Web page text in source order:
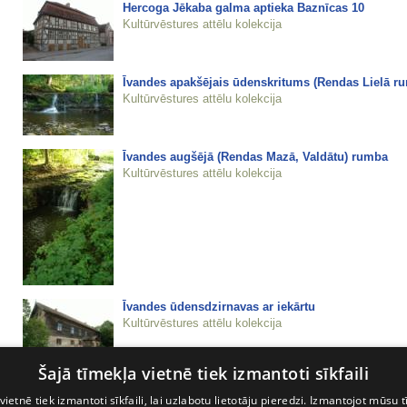
Hercoga Jēkaba galma aptieka Baznīcas 10
Kultūrvēstures attēlu kolekcija
Īvandes apakšējais ūdenskritums (Rendas Lielā
Kultūrvēstures attēlu kolekcija
Īvandes augšējā (Rendas Mazā, Valdātu) rumba
Kultūrvēstures attēlu kolekcija
Īvandes ūdensdzirnavas ar iekārtu
Kultūrvēstures attēlu kolekcija
Kabiles muižas klēts
Kultūrvēstures attēlu kolekcija
Šajā tīmekļa vietnē tiek izmantoti sīkfaili
tiek izmantoti sīkfaili, lai uzlabotu lietotāju pieredzi. Izmantojot mūsu